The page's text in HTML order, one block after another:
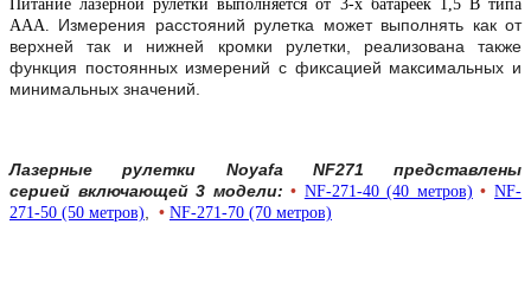
Питание лазерной рулетки выполняется от 3-х батареек 1,5 В типа
ААА. Измерения расстояний рулетка может выполнять как от
верхней так и нижней кромки рулетки, реализована также
функция постоянных измерений с фиксацией максимальных и
минимальных значений.
Лазерные рулетки Noyafa NF271 представлены
серией включающей 3 модели:• NF-271-40 (40 метров) •NF-
271-50 (50 метров), • NF-271-70 (70 метров)